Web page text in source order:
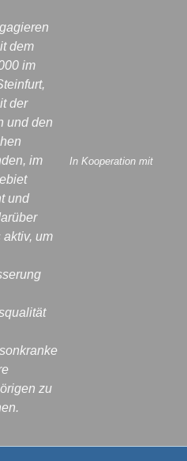
dem
im
der
und den
im
und
aktiv, um
zu
In Kooperation mit